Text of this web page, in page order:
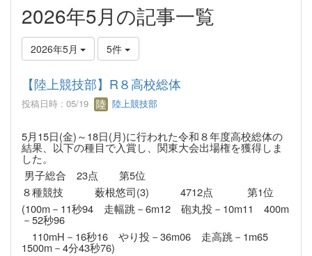
2026年5月の記事一覧
2026年5月 5件
【陸上競技部】R８高校総体
投稿日時 : 05/19 陸上競技部
5月15日(金)～18日(月)に行われた令和８年度高校総体の
結果、以下の種目で入賞し、関東大会出場権を獲得し ま
した。
男子総合 23点 第5位
８種競技 薮根悠司(3) 4712点 第1位
(100m－11秒94 走幅跳－6m12 砲丸投－10m11 400m
－52秒96
110mH－16秒16 やり投－36m06 走高跳－1m65
1500m－4分43秒76)